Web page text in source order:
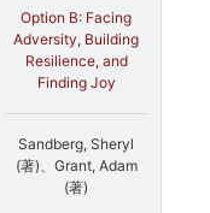
Option B: Facing
Adversity, Building
Resilience, and
Finding Joy
Sandberg, Sheryl
(著)、Grant, Adam
(著)